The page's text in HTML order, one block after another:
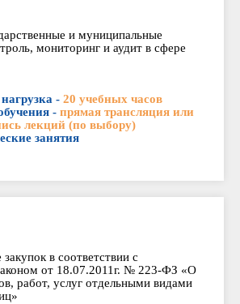
и муниципальные
мониторинг и аудит в сфере
- 20 учебных часов
- прямая трансляция или
лекций (по выбору)
занятия
в соответствии с
от 18.07.2011г. № 223-ФЗ «О
работ, услуг отдельными видами